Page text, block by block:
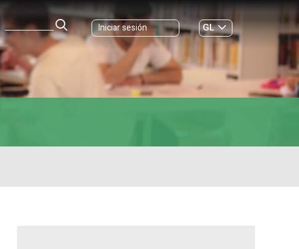
Iniciar sesión
GL
ES|